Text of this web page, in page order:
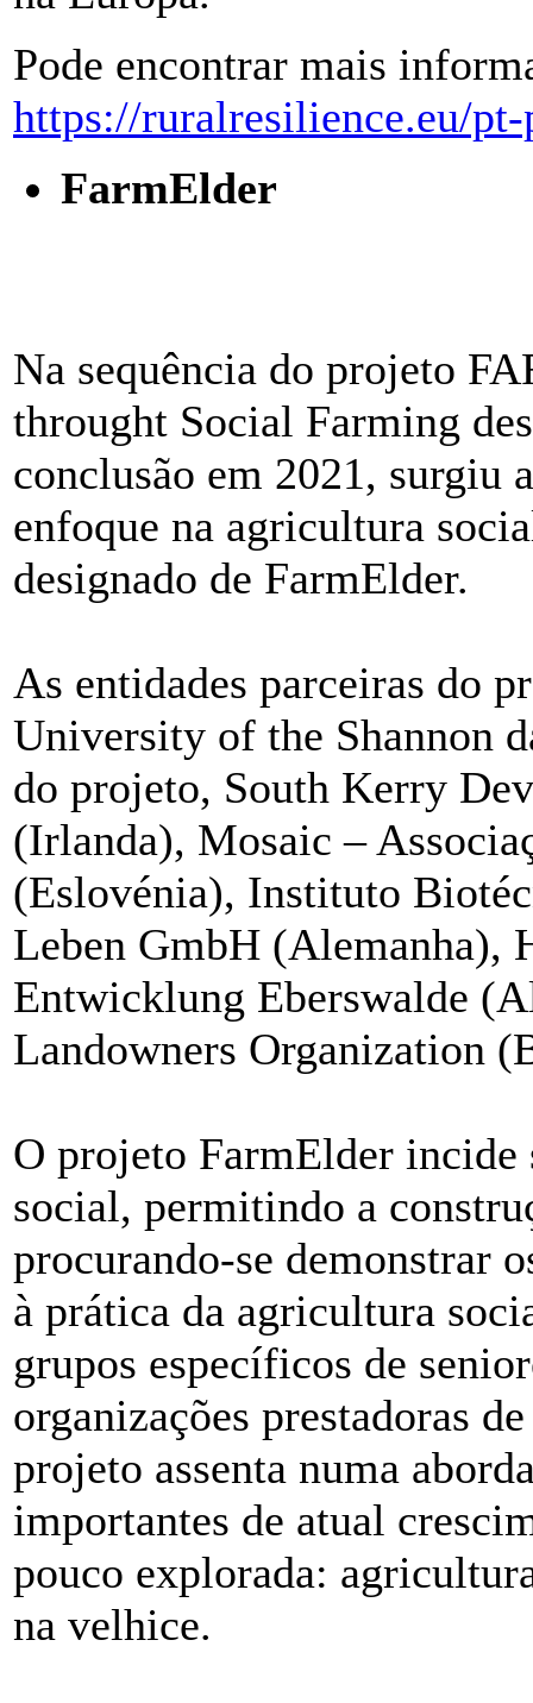
Pode encontrar mais
https://ruralresilience.eu/
FarmElder
Na sequência do projeto
throught Social Farming
conclusão em 2021, surgiu
enfoque na agricultura
designado de FarmElder.
As entidades parceiras do
University of the Shannon
do projeto, South Kerry
(Irlanda), Mosaic –
(Eslovénia), Instituto
Leben GmbH (Alemanha),
Entwicklung Eberswalde
Landowners Organization
O projeto FarmElder
social, permitindo a
procurando-se demonstrar
à prática da agricultura
grupos específicos de
organizações prestadoras
projeto assenta numa
importantes de atual
pouco explorada:
na velhice.